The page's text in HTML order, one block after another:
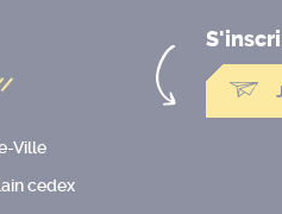
Ville
cedex